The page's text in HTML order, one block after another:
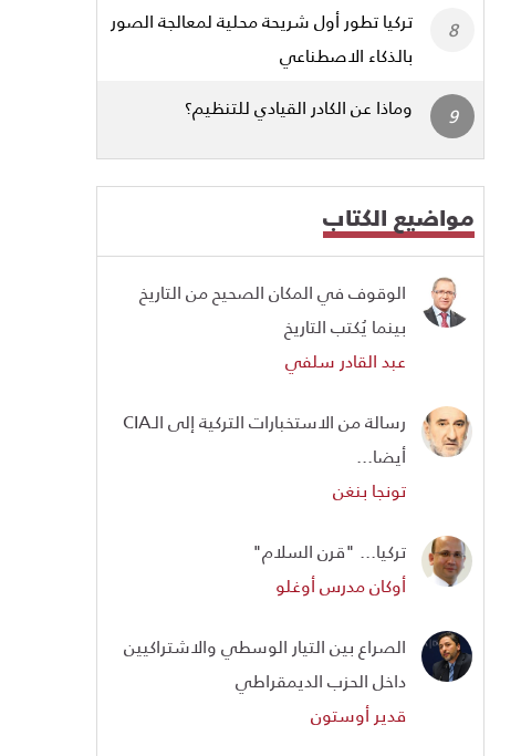
تركيا تطور أول شريحة محلية لمعالجة الصور
بالذكاء الاصطناعي
وماذا عن الكادر القيادي للتنظيم؟
مواضيع الكتاب
الوقوف في المكان الصحيح من التاريخ
بينما يُكتب التاريخ
عبد القادر سلفي
رسالة من الاستخبارات التركية إلى الـCIA
أيضا...
تونجا بنغن
تركيا... "قرن السلام"
أوكان مدرس أوغلو
الصراع بين التيار الوسطي والاشتراكيين
داخل الحزب الديمقراطي
قدير أوستون